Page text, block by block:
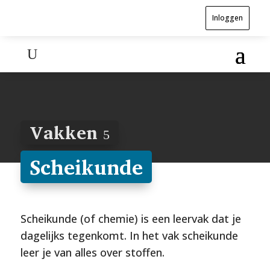
Inloggen
Vakken 5
Scheikunde
Scheikunde (of chemie) is een leervak dat je
dagelijks tegenkomt. In het vak scheikunde
leer je van alles over stoffen.